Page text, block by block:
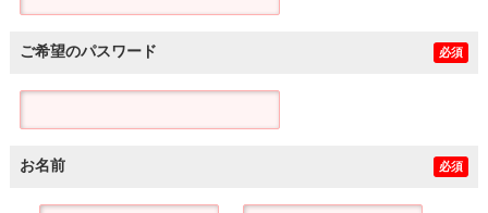
ご希望のパスワード 必須
お名前 必須